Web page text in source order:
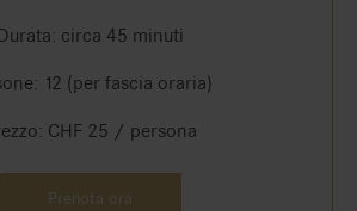
circa 45 minuti
12 (per fascia oraria)
CHF 25 / persona
Prenota ora